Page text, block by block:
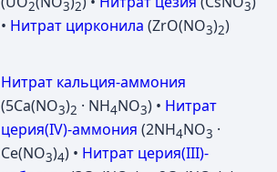
2 3 2 3
• Нитрат цирконила (ZrO(NO3)2)
Нитрат кальция-аммония
(5Ca(NO3)2 · NH4NO3) • Нитрат
церия(IV)-аммония (2NH4NO3 ·
Ce(NO3)4) • Нитрат церия(III)-